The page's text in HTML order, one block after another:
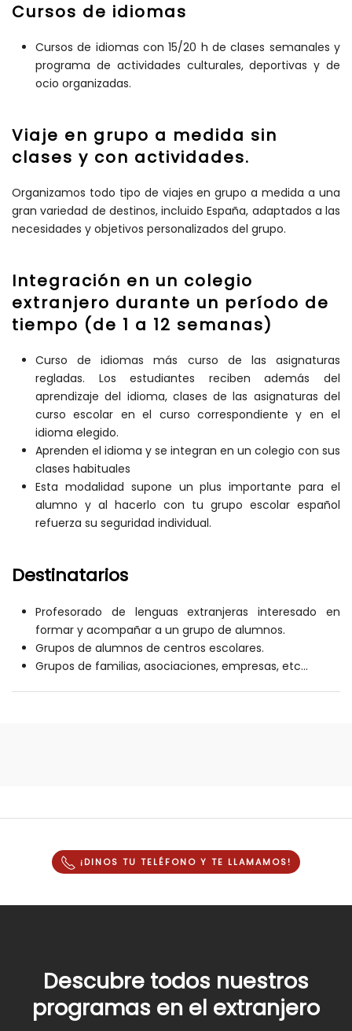
Cursos de idiomas
Cursos de idiomas con 15/20 h de clases semanales y
programa de actividades culturales, deportivas y de
ocio organizadas.
Viaje en grupo a medida sin
clases y con actividades.
Organizamos todo tipo de viajes en grupo a medida a una
gran variedad de destinos, incluido España, adaptados a las
necesidades y objetivos personalizados del grupo.
Integración en un colegio
extranjero durante un período de
tiempo (de 1 a 12 semanas)
Curso de idiomas más curso de las asignaturas
regladas. Los estudiantes reciben además del
aprendizaje del idioma, clases de las asignaturas del
curso escolar en el curso correspondiente y en el
idioma elegido.
Aprenden el idioma y se integran en un colegio con sus
clases habituales
Esta modalidad supone un plus importante para el
alumno y al hacerlo con tu grupo escolar español
refuerza su seguridad individual.
Destinatarios
Profesorado de lenguas extranjeras interesado en
formar y acompañar a un grupo de alumnos.
Grupos de alumnos de centros escolares.
Grupos de familias, asociaciones, empresas, etc...
¡DINOS TU TELÉFONO Y TE LLAMAMOS!
Descubre todos nuestros
programas en el extranjero